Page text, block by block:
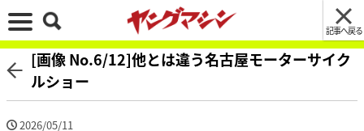
記事へ戻る
[画像 No.6/12]他とは違う名古屋モーターサイク
ルショー
2026/05/11